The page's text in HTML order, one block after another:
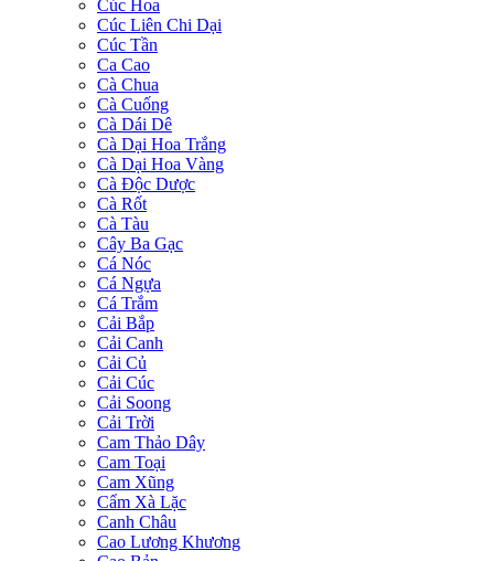
Cúc Hoa
Cúc Liên Chi Dại
Cúc Tần
Ca Cao
Cà Chua
Cà Cuống
Cà Dái Dê
Cà Dại Hoa Trắng
Cà Dại Hoa Vàng
Cà Độc Dược
Cà Rốt
Cà Tàu
Cây Ba Gạc
Cá Nóc
Cá Ngựa
Cá Trắm
Cải Bắp
Cải Canh
Cải Củ
Cải Cúc
Cải Soong
Cải Trời
Cam Thảo Dây
Cam Toại
Cam Xũng
Cẩm Xà Lặc
Canh Châu
Cao Lương Khương